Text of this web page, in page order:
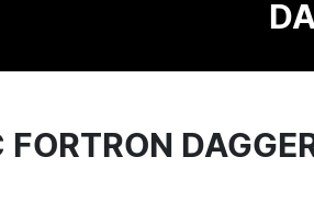
FORTRON